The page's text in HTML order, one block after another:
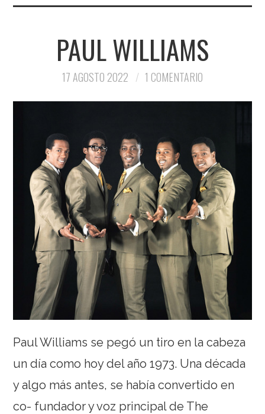
PAUL WILLIAMS
17 AGOSTO 2022 1 COMENTARIO
Paul Williams se pegó un tiro en la cabeza
un día como hoy del año 1973. Una década
y algo más antes, se había convertido en
co- fundador y voz principal de The